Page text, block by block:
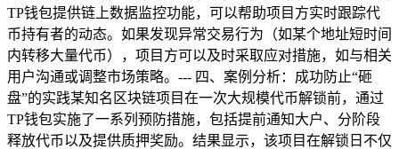
TP钱包提供链上数据监控功能，可以帮助项目方实时跟踪代
币持有者的动态。如果发现异常交易行为（如某个地址短时间
内转移大量代币），项目方可以及时采取应对措施，如与相关
用户沟通或调整市场策略。--- 四、案例分析：成功防止“砸
盘”的实践某知名区块链项目在一次大规模代币解锁前，通过
TP钱包实施了一系列预防措施，包括提前通知大户、分阶段
释放代币以及提供质押奖励。结果显示，该项目在解锁日不仅